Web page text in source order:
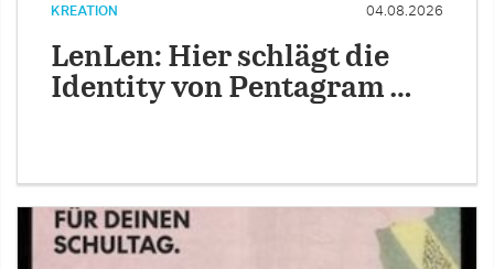
KREATION 04.08.2026
LenLen: Hier schlägt die
Identity von Pentagram …